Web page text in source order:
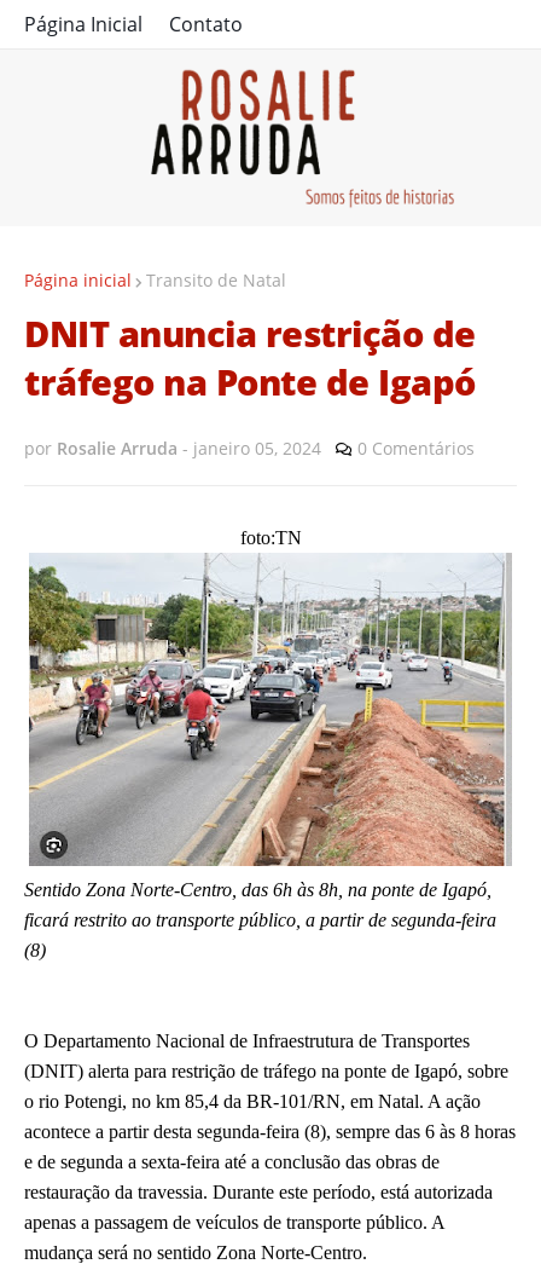
Página Inicial Contato
Página inicial Transito de Natal
DNIT anuncia restrição de
tráfego na Ponte de Igapó
por Rosalie Arruda - janeiro 05, 2024 0 Comentários
foto:TN
Sentido Zona Norte-Centro, das 6h às 8h, na ponte de Igapó,
ficará restrito ao transporte público, a partir de segunda-feira
(8)
O Departamento Nacional de Infraestrutura de Transportes
(DNIT) alerta para restrição de tráfego na ponte de Igapó, sobre
o rio Potengi, no km 85,4 da BR-101/RN, em Natal. A ação
acontece a partir desta segunda-feira (8), sempre das 6 às 8 horas
e de segunda a sexta-feira até a conclusão das obras de
restauração da travessia. Durante este período, está autorizada
apenas a passagem de veículos de transporte público. A
mudança será no sentido Zona Norte-Centro.